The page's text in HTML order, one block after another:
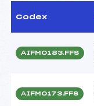
Codex
AIFM0183.FFS
AIFM0173.FFS